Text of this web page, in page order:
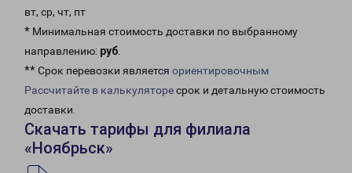
вт, ср, чт, пт
* Минимальная стоимость доставки по выбранному
направлению: руб.
** Срок перевозки является ориентировочным
Рассчитайте в калькуляторесрок и детальную стоимость
доставки.
Скачать тарифы для филиала
«Ноябрьск»